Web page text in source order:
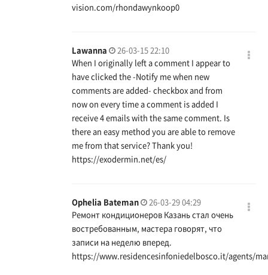
vision.com/rhondawynkoop0
Lawanna
26-03-15 22:10
When I originally left a comment I appear to
have clicked the -Notify me when new
comments are added- checkbox and from
now on every time a comment is added I
receive 4 emails with the same comment. Is
there an easy method you are able to remove
me from that service? Thank you!
https://exodermin.net/es/
Ophelia Bateman
26-03-29 04:29
Ремонт кондиционеров Казань стал очень
востребованным, мастера говорят, что
записи на неделю вперед.
https://www.residencesinfoniedelbosco.it/agents/